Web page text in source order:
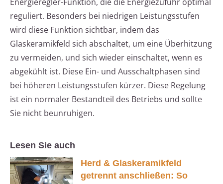
reguliert. Besonders bei niedrigen Leistungsstufen
wird diese Funktion sichtbar, indem das
Glaskeramikfeld sich abschaltet, um eine Überhitzung
zu vermeiden, und sich wieder einschaltet, wenn es
abgekühlt ist. Diese Ein- und Ausschaltphasen sind
bei höheren Leistungsstufen kürzer. Diese Regelung
ist ein normaler Bestandteil des Betriebs und sollte
Sie nicht beunruhigen.
Lesen Sie auch
Herd & Glaskeramikfeld
getrennt anschließen: So